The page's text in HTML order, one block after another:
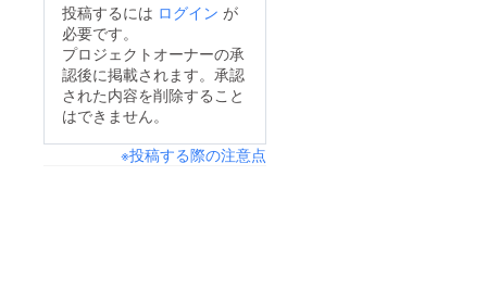
投稿するには ログイン が
必要です。
プロジェクトオーナーの承
認後に掲載されます。承認
された内容を削除すること
はできません。
※投稿する際の注意点